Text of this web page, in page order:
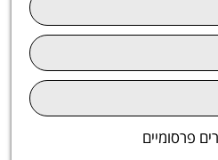
פרסומיים